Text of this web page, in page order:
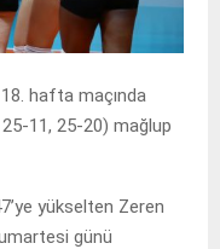
hafta maçında
11, 25-20) mağlup
yükselten Zeren
günü